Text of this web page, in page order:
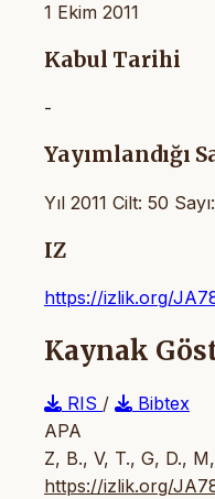
1 Ekim 2011
Kabul Tarihi
-
Yayımlandığı
Yıl 2011 Cilt: 50
IZ
https://izlik.org/
Kaynak
RIS /
Bibtex
APA
Z, B., V, T., G, D.,
https://izlik.org/